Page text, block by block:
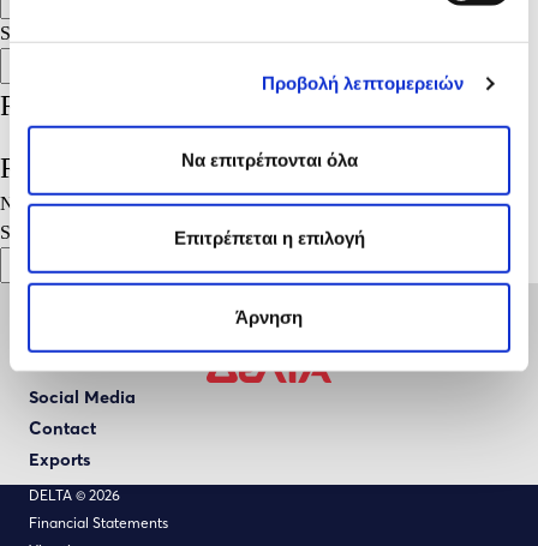
Προβολή λεπτομερειών
Να επιτρέπονται όλα
Επιτρέπεται η επιλογή
Άρνηση
Search
Recent Posts
Recent Comments
No comments to show.
Search
Social Media
Contact
Exports
DELTA © 2026
Financial Statements